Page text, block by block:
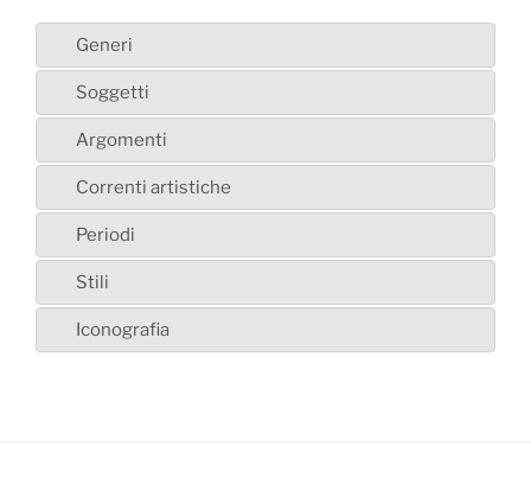
Generi
Soggetti
Argomenti
Correnti artistiche
Periodi
Stili
Iconografia